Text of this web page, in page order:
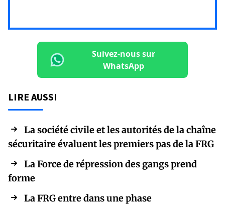
Suivez-nous sur
WhatsApp
LIRE AUSSI
La société civile et les autorités de la chaîne
sécuritaire évaluent les premiers pas de la FRG
La Force de répression des gangs prend
forme
La FRG entre dans une phase